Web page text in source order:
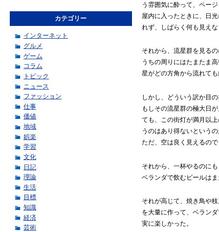
う雰囲気に酔って、ペー
屋内に入ったときに、日
れず、しばらく何も見え
それから、流星群を見る
うちの周りにはたまたま
星がどの方角から流れて
しかし、どういう訳か目
もしその流星群の極大日
ても、この街灯が満月以
うのはあり得ないという
ただ、空は良く見えるの
それから、一杯やるのに
ベランダで飲むビールは
それが高じて、焼き鳥や
を大量に作って、ベラン
実に楽しかった。
カテゴリー
インターネット
グルメ
ゲーム
コラム
トピック
ニュース
ファッション
仕事
価値
地域
娯楽
学習
文化
日記
理論
生活
目標
知識
経済
芸術